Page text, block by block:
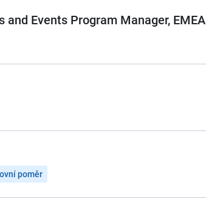
Events Program Manager, EMEA
poměr